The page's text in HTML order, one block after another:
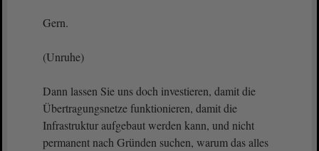
Gern.
(Unruhe)
Dann lassen Sie uns doch investieren, damit die
Übertragungsnetze funktionieren, damit die
Infrastruktur aufgebaut werden kann, und nicht
permanent nach Gründen suchen, warum das alles